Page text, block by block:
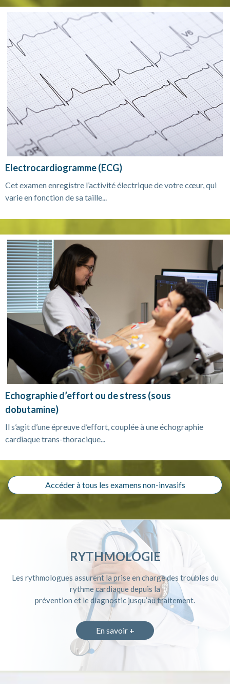
Electrocardiogramme (ECG)
Cet examen enregistre l’activité électrique de votre cœur, qui
varie en fonction de sa taille...
Echographie d’effort ou de stress (sous
dobutamine)
Il s’agit d’une épreuve d’effort, couplée à une échographie
cardiaque trans-thoracique...
Accéder à tous les examens non-invasifs
RYTHMOLOGIE
Les rythmologues assurent la prise en charge des troubles du
rythme cardiaque depuis la
prévention et le diagnostic jusqu’au traitement.
En savoir +